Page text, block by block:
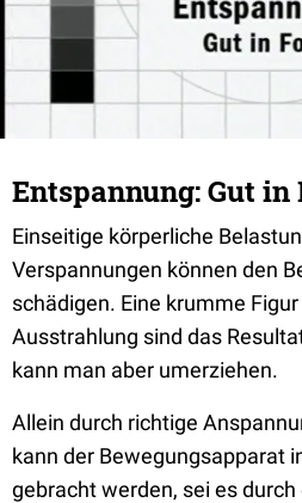
Entspannung: Gut in
Einseitige körperliche
Verspannungen können den
schädigen. Eine krumme
Ausstrahlung sind das
kann man aber umerziehen.
Allein durch richtige
kann der Bewegungsapparat
gebracht werden, sei es